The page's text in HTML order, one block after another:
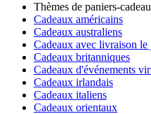
Thèmes de paniers-
Cadeaux américains
Cadeaux australiens
Cadeaux avec livraison le
Cadeaux britanniques
Cadeaux d'événements
Cadeaux irlandais
Cadeaux italiens
Cadeaux orientaux